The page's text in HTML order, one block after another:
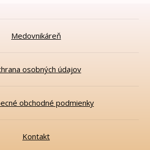
Medovnikáreň
osobných údajov
obchodné podmienky
Kontakt